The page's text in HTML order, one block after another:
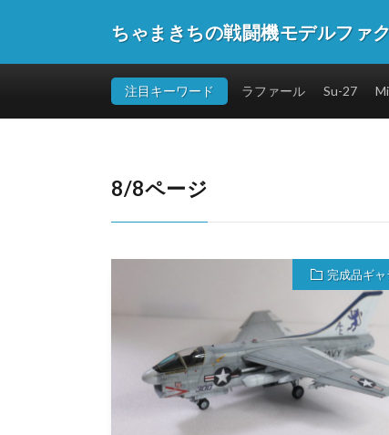
ちゃまきちの戦闘機モデルファ
注目キーワード ラファール Su-27
8/8ページ
完成品ギ